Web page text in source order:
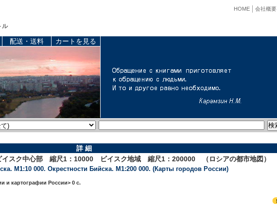
会社概要
HOME
ル
配送・送料 カートを見る
詳 細
スク中心部 縮尺1：10000 ビイスク地域 縮尺1：200000 （ロシアの都市地図）
М1:10 000. Окрестности Бийска. М1:200 000. (Карты городов России)
и картографии России> 0 c.